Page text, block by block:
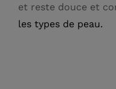
et reste douce et
les types de peau.